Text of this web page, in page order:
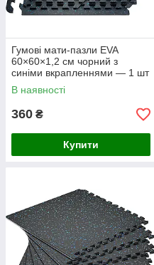
Гумові мати-пазли EVA
60×60×1,2 см чорний з
синіми вкрапленнями — 1 шт
В наявності
360 ₴
Купити